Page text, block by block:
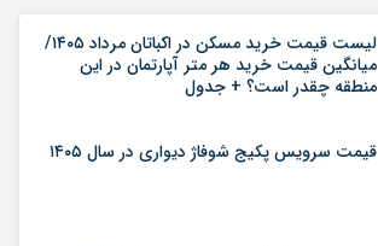
لیست قیمت خرید مسکن در اکباتان مرداد ۱۴۰۵/
میانگین قیمت خرید هر متر آپارتمان در این
منطقه چقدر است؟ + جدول
قیمت سرویس پکیج شوفاژ دیواری در سال ۱۴۰۵